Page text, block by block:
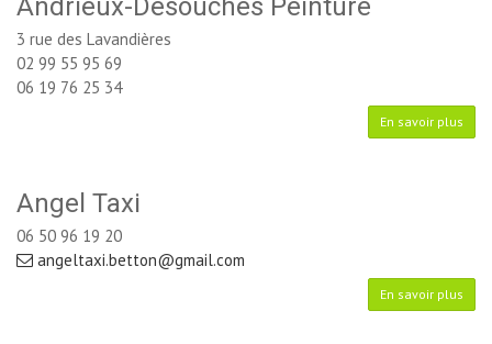
Andrieux-Desouches Peinture
3 rue des Lavandières
02 99 55 95 69
06 19 76 25 34
En savoir plus
Angel Taxi
06 50 96 19 20
angeltaxi.betton@gmail.com
En savoir plus